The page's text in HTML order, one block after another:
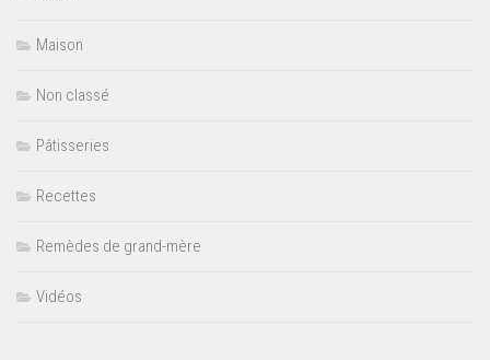
Maison
Non classé
Pâtisseries
Recettes
Remèdes de grand-mère
Vidéos